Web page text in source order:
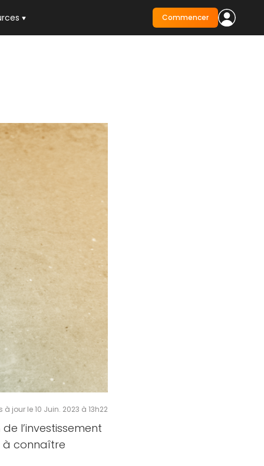
Commencer
à jour le 10 Juin. 2023 à 13h22
l’investissement
à connaître